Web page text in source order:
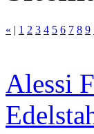
« | 1 2 3 4 5 6 7 8 9
Alessi